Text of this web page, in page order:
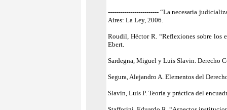
------------------------- “La necesaria
Aires: La Ley, 2006.
Roudil, Héctor R. “Reflexiones sobre los
Ebert.
Sardegna, Miguel y Luis Slavin. Derecho
Segura, Alejandro A. Elementos del
Slavin, Luis P. Teoría y práctica del